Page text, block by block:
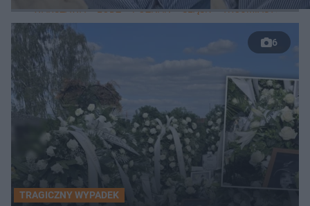
ŁÓDŹ POZNAŃ ŚLĄSK TRÓJMIASTO
6
TRAGICZNY WYPADEK